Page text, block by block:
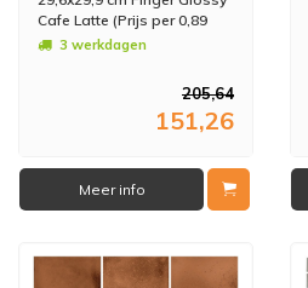
Cafe Latte (Prijs per 0,89
M2)3 werkdagen
205,64
151,26
Meer info